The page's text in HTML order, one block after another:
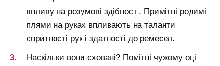
впливу на розумові здібності. Примітні родимі
плями на руках впливають на таланти
спритності рук і здатності до ремесел.
Наскільки вони сховані? Помітні чужому оці